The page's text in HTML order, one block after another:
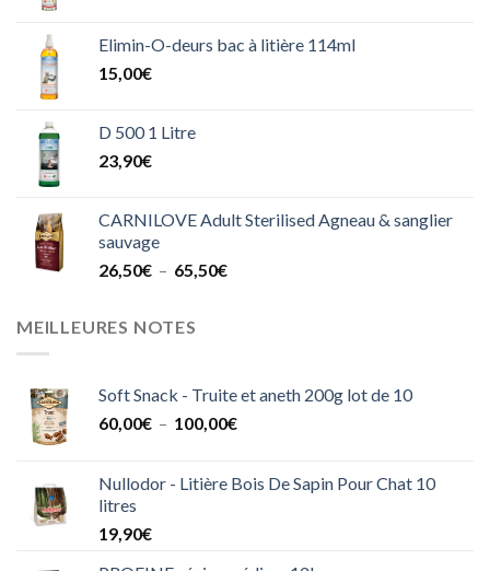
Elimin-O-deurs bac à litière 114ml
15,00€
D 500 1 Litre
23,90€
CARNILOVE Adult Sterilised Agneau & sanglier
sauvage
26,50€ – 65,50€Plage
MEILLEURES NOTES
Soft Snack - Truite et aneth 200g lot de 10
60,00€ – 100,00€Plage
60,00€
Nullodor - Litière Bois De Sapin Pour Chat 10
litres
19,90€